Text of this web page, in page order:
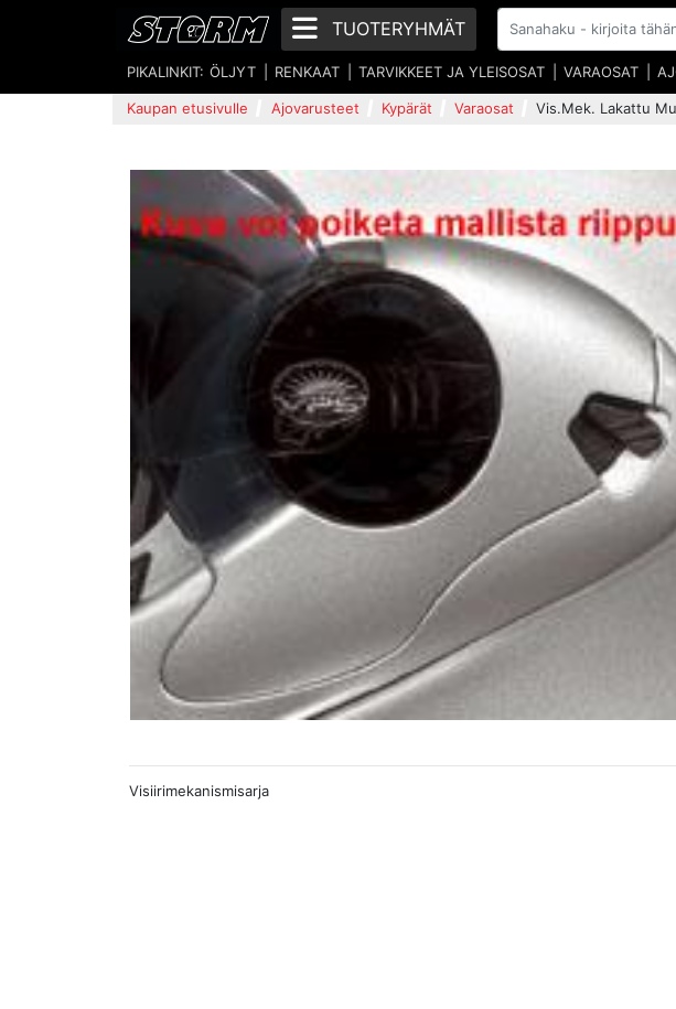
TUOTERYHMÄT
PIKALINKIT: ÖLJYT RENKAAT TARVIKKEET JA YLEISOSAT VARAOSAT
Kaupan etusivulle Ajovarusteet Kypärät Varaosat Vis.Mek. Lakattu
Visiirimekanismisarja